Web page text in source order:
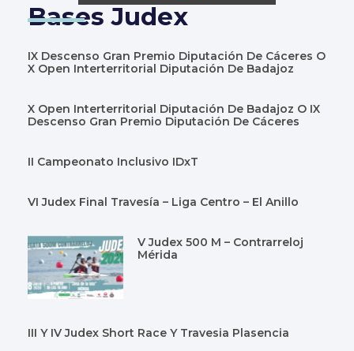
Bases Judex
IX Descenso Gran Premio Diputación De Cáceres O
X Open Interterritorial Diputación De Badajoz
X Open Interterritorial Diputación De Badajoz O IX
Descenso Gran Premio Diputación De Cáceres
II Campeonato Inclusivo IDxT
VI Judex Final Travesía – Liga Centro – El Anillo
V Judex 500 M – Contrarreloj
Mérida
III Y IV Judex Short Race Y Travesia Plasencia